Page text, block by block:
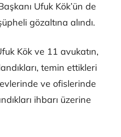
Ufuk Kök’ün de
gözaltına alındı.
Kök ve 11 avukatın,
temin ettikleri
ve ofislerinde
ihbarı üzerine